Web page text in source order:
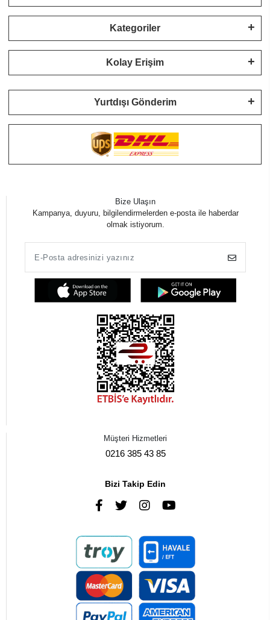
Kategoriler
Kolay Erişim
Yurtdışı Gönderim
Bize Ulaşın
Kampanya, duyuru, bilgilendirmelerden e-posta ile haberdar
olmak istiyorum.
Müşteri Hizmetleri
0216 385 43 85
Bizi Takip Edin